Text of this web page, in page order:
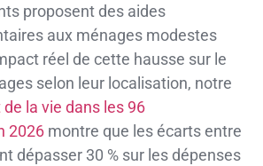
proposent des aides
aux ménages modestes
réel de cette hausse sur le
selon leur localisation, notre
la vie dans les 96
2026 montre que les écarts entre
dépasser 30 % sur les dépenses